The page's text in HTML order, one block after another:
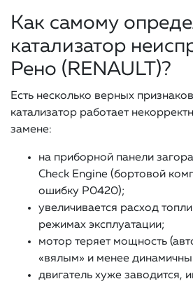
Как самому
катализатор
Рено (RENAULT)?
Есть несколько верных
катализатор работает
замене:
на приборной панели
Check Engine (бортовой
ошибку Р0420);
увеличивается расход
режимах эксплуатации;
мотор теряет мощность
«вялым» и менее
двигатель хуже заводится,